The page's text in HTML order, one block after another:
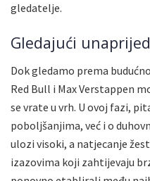
gledatelje.
Gledajući unaprijed
Dok gledamo prema
Red Bull i Max Verstappen
se vrate u vrh. U ovoj fazi,
poboljšanjima, već i o
ulozi visoki, a natjecanje
izazovima koji zahtijevaju